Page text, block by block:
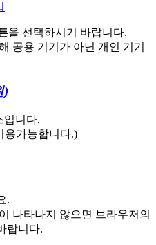
을 선택하시기 바랍니다.
공용 기기가 아닌 개인 기기
)
입니다.
용가능합니다.)
.
나타나지 않으면 브라우저의
랍니다.